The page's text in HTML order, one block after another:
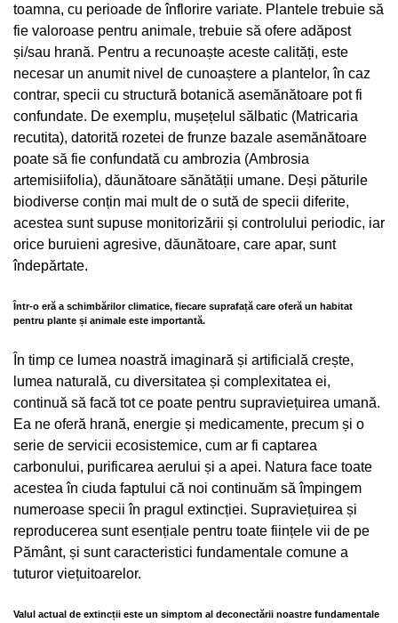
toamna, cu perioade de înflorire variate. Plantele trebuie să
fie valoroase pentru animale, trebuie să ofere adăpost
și/sau hrană. Pentru a recunoaște aceste calități, este
necesar un anumit nivel de cunoaștere a plantelor, în caz
contrar, specii cu structură botanică asemănătoare pot fi
confundate. De exemplu, mușețelul sălbatic (Matricaria
recutita), datorită rozetei de frunze bazale asemănătoare
poate să fie confundată cu ambrozia (Ambrosia
artemisiifolia), dăunătoare sănătății umane. Deși păturile
biodiverse conțin mai mult de o sută de specii diferite,
acestea sunt supuse monitorizării și controlului periodic, iar
orice buruieni agresive, dăunătoare, care apar, sunt
îndepărtate.
Într-o eră a schimbărilor climatice, fiecare suprafață care oferă un habitat
pentru plante și animale este importantă.
În timp ce lumea noastră imaginară și artificială crește,
lumea naturală, cu diversitatea și complexitatea ei,
continuă să facă tot ce poate pentru supraviețuirea umană.
Ea ne oferă hrană, energie și medicamente, precum și o
serie de servicii ecosistemice, cum ar fi captarea
carbonului, purificarea aerului și a apei. Natura face toate
acestea în ciuda faptului că noi continuăm să împingem
numeroase specii în pragul extincției. Supraviețuirea și
reproducerea sunt esențiale pentru toate ființele vii de pe
Pământ, și sunt caracteristici fundamentale comune a
tuturor viețuitoarelor.
Valul actual de extincții este un simptom al deconectării noastre fundamentale